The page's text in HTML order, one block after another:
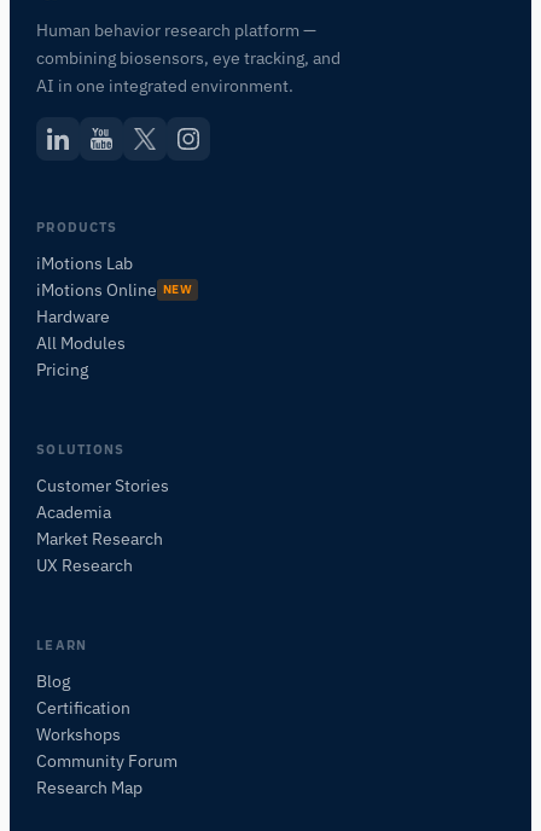
Human behavior research platform —
combining biosensors, eye tracking, and
AI in one integrated environment.
PRODUCTS
iMotions Lab
iMotions Online NEW
Hardware
All Modules
Pricing
SOLUTIONS
Customer Stories
Academia
Market Research
UX Research
LEARN
Blog
Certification
Workshops
Community Forum
Research Map
咨询研究方法、产品、传感器、SDK、资源，或
此页面是关于什么的？